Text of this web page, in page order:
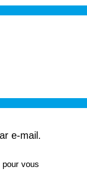
e-mail.
vous